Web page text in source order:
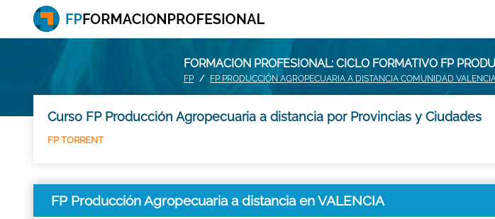
FORMACION PROFESIONAL: CICLO FORMATIVO FP
FP FP PRODUCCIÓN AGROPECUARIA A DISTANCIA COMUNIDAD
Curso FP Producción Agropecuaria a distancia por Provincias y Ciudades
FP TORRENT
FP Producción Agropecuaria a distancia en VALENCIA